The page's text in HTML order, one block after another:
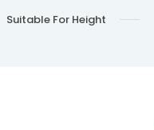
Suitable For Height